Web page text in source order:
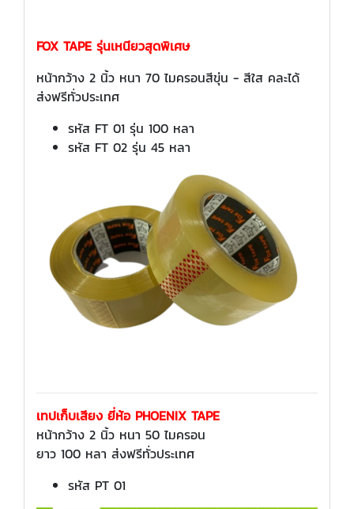
FOX TAPE รุ่นเหนียวสุดพิเศษ
หน้ากว้าง 2 นิ้ว หนา 70 ไมครอนสีขุ่น - สีใส คละได้
ส่งฟรีทั่วประเทศ
รหัส FT 01 รุ่น 100 หลา
รหัส FT 02 รุ่น 45 หลา
เทปเก็บเสียง ยี่ห้อ PHOENIX TAPE
หน้ากว้าง 2 นิ้ว หนา 50 ไมครอน
ยาว 100 หลา ส่งฟรีทั่วประเทศ
รหัส PT 01